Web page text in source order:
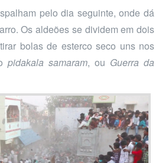
pelo dia seguinte, onde dá
Os aldeões se dividem em dois
bolas de esterco seco uns nos
pidakala samaram, ou Guerra da